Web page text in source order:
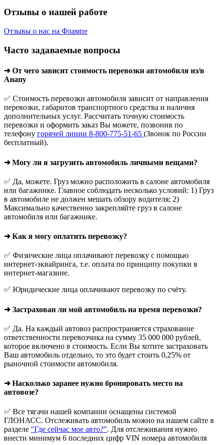
Отзывы о нашей работе
Отзывы о нас на Флампе
Часто задаваемые вопросы
➜ От чего зависит стоимость перевозки автомобиля из/в
Анапу
✅ Стоимость перевозки автомобиля зависит от направления
перевозки, габаритов транспортного средства и наличия
дополнительных услуг. Рассчитать точную стоимость
перевозки и оформить заказ Вы можете, позвонив по
телефону горячей линии 8-800-775-51-65 (Звонок по России
бесплатный).
➜ Могу ли я загрузить автомобиль личными вещами?
✅ Да, можете. Груз можно расположить в салоне автомобиля
или багажнике. Главное соблюдать несколько условий: 1) Груз
в автомобиле не должен мешать обзору водителя; 2)
Максимально качественно закрепляйте груз в салоне
автомобиля или багажнике.
➜ Как я могу оплатить перевозку?
✅ Физические лица оплачивают перевозку с помощью
интернет-эквайринга, т.е. оплата по принципу покупки в
интернет-магазине.
✅ Юридические лица оплачивают перевозку по счёту.
➜ Застрахован ли мой автомобиль на время перевозки?
✅ Да. На каждый автовоз распространяется страхование
ответственности перевозчика на сумму 35 000 000 рублей,
которое включено в стоимость. Если Вы хотите застраховать
Ваш автомобиль отдельно, то это будет стоить 0,25% от
рыночной стоимости автомобиля.
➜ Насколько заранее нужно бронировать место на
автовозе?
✅ Все тягачи нашей компании оснащены системой
ГЛОНАСС. Отслеживать автомобиль можно на нашем сайте в
разделе "Где сейчас мое авто?". Для отслеживания нужно
внести минимум 6 последних цифр VIN номера автомобиля